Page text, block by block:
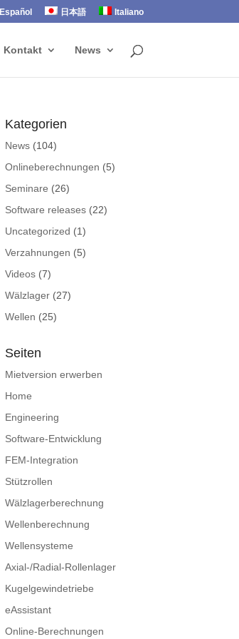
Español 日本語 Italiano
Kontakt News
Kategorien
News (104)
Onlineberechnungen (5)
Seminare (26)
Software releases (22)
Uncategorized (1)
Verzahnungen (5)
Videos (7)
Wälzlager (27)
Wellen (25)
Seiten
Mietversion erwerben
Home
Engineering
Software-Entwicklung
FEM-Integration
Stützrollen
Wälzlagerberechnung
Wellenberechnung
Wellensysteme
Axial-/Radial-Rollenlager
Kugelgewindetriebe
eAssistant
Online-Berechnungen